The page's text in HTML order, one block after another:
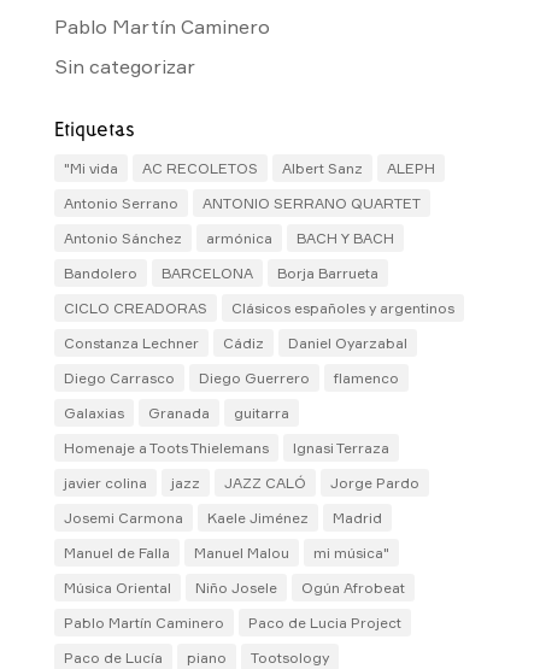
Pablo Martín Caminero
Sin categorizar
Etiquetas
"Mi vida AC RECOLETOS Albert Sanz
ALEPH
Antonio Serrano
ANTONIO SERRANO QUARTET
Antonio Sánchez
armónica
BACH Y BACH
Bandolero
BARCELONA
Borja Barrueta
CICLO CREADORAS
Clásicos españoles y argentinos
Constanza Lechner
Cádiz
Daniel Oyarzabal
Diego Carrasco
Diego Guerrero
flamenco
Galaxias
Granada
guitarra
Homenaje a Toots Thielemans
Ignasi Terraza
javier colina
jazz JAZZ CALÓ
Jorge Pardo
Josemi Carmona
Kaele Jiménez
Madrid
Manuel de Falla
Manuel Malou
mi música"
Música Oriental
Niño Josele
Ogún Afrobeat
Pablo Martín Caminero
Paco de Lucia Project
Paco de Lucía
piano
Tootsology